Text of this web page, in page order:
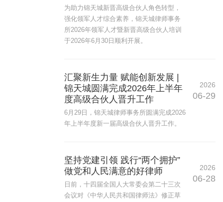
为助力锦天城新晋高级合伙人角色转型，
强化领军人才综合素养，锦天城律师事务
所2026年领军人才暨新晋高级合伙人培训
于2026年6月30日顺利开展。
汇聚新生力量 赋能创新发展 |
锦天城圆满完成2026年上半年
度高级合伙人晋升工作
6月29日，锦天城律师事务所圆满完成2026
年上半年度新一届高级合伙人晋升工作。
2026
06-29
坚持党建引领 践行“两个拥护”
做党和人民满意的好律师
日前，十四届全国人大常委会第二十三次
会议对《中华人民共和国律师法》修正草
2026
06-28